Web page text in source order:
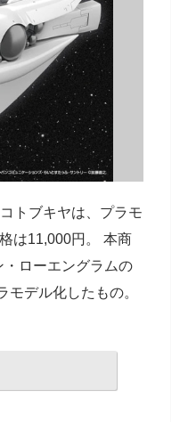
トブキヤは、プラモ
は11,000円。 本商
ローエングラムの
デル化したもの。